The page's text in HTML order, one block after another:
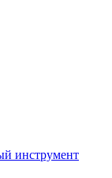
инструмент